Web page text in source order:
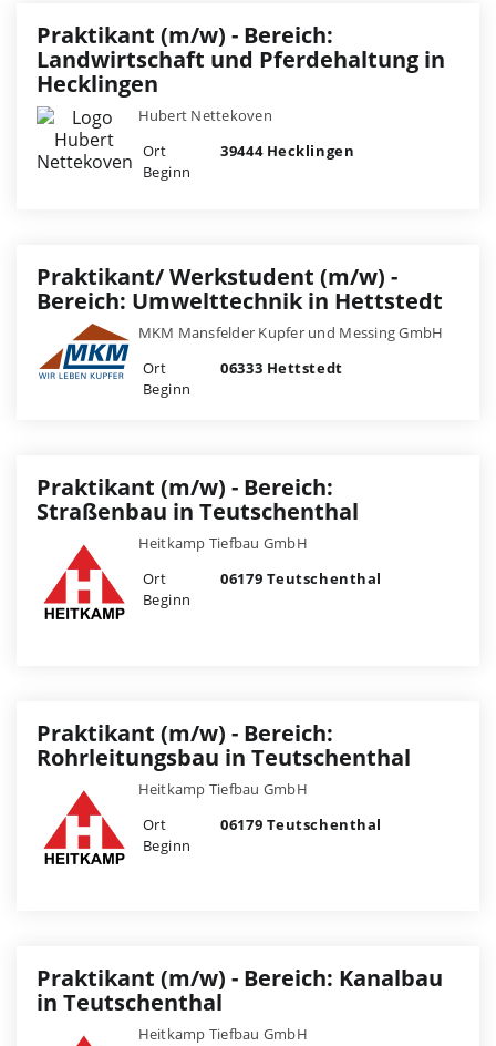
Praktikant (m/w) - Bereich:
Landwirtschaft und Pferdehaltung in
Hecklingen
Hubert Nettekoven
Ort
39444 Hecklingen
Beginn
Praktikant/ Werkstudent (m/w) -
Bereich: Umwelttechnik in Hettstedt
MKM Mansfelder Kupfer und Messing GmbH
Ort
06333 Hettstedt
Beginn
Praktikant (m/w) - Bereich:
Straßenbau in Teutschenthal
Heitkamp Tiefbau GmbH
Ort
06179 Teutschenthal
Beginn
Praktikant (m/w) - Bereich:
Rohrleitungsbau in Teutschenthal
Heitkamp Tiefbau GmbH
Ort
06179 Teutschenthal
Beginn
Praktikant (m/w) - Bereich: Kanalbau
in Teutschenthal
Heitkamp Tiefbau GmbH